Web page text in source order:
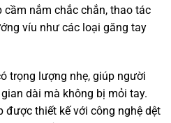
cầm nắm chắc chắn, thao tác
víu như các loại găng tay
trọng lượng nhẹ, giúp người
dài mà không bị mỏi tay.
được thiết kế với công nghệ dệt